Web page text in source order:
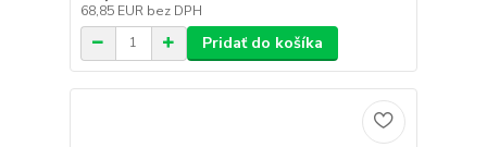
68,85 EUR bez DPH
Pridať do košíka